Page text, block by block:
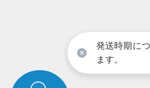
発送時期に
ます。